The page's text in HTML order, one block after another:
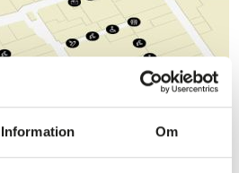
Information Om
KARTAN